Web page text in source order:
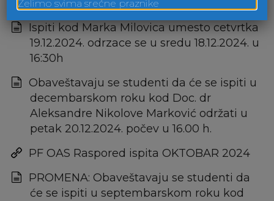
Ispiti kod Marka Milovica umesto cetvrtka
19.12.2024. odrzace se u sredu 18.12.2024. u
16:30h
Obaveštavaju se studenti da će se ispiti u
decembarskom roku kod Doc. dr
Aleksandre Nikolove Marković održati u
petak 20.12.2024. počev u 16.00 h.
PF OAS Raspored ispita OKTOBAR 2024
PROMENA: Obaveštavaju se studenti da
će se ispiti u septembarskom roku kod
Želimo svima srećne praznike